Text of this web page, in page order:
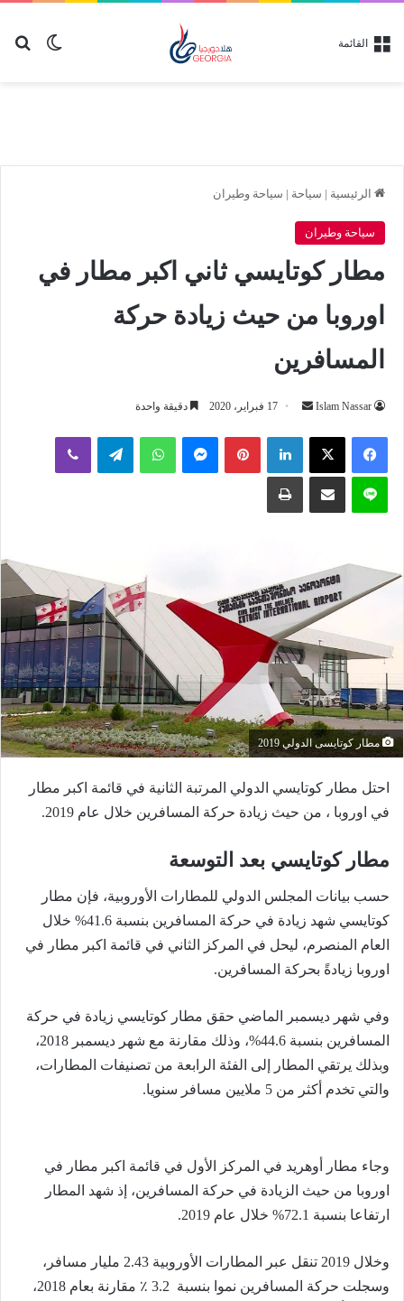
الوضع القائمة
الرئيسية | سياحة | سياحة وطيران
سياحة وطيران
مطار كوتايسي ثاني اكبر مطار في
اوروبا من حيث زيادة حركة
المسافرين
Islam Nassar
أرسل
إلكترونيا
17 فبراير، 2020 دقيقة واحدة
لينكدإن بينتيريستماسنجر واتساب تيلقرام ڤايبر
لاين مشاركة عبر البريد طباعة
مطار كوتايسى الدولي 2019
احتل مطار كوتايسي الدولي المرتبة الثانية في قائمة اكبر مطار
في اوروبا ، من حيث زيادة حركة المسافرين خلال عام 2019.
مطار كوتايسي بعد التوسعة
حسب بيانات المجلس الدولي للمطارات الأوروبية، فإن مطار
كوتايسي شهد زيادة في حركة المسافرين بنسبة 41.6% خلال
العام المنصرم، ليحل في المركز الثاني في قائمة اكبر مطار في
اوروبا زيادةً بحركة المسافرين.
وفي شهر ديسمبر الماضي حقق مطار كوتايسي زيادة في حركة
المسافرين بنسبة 44.6%، وذلك مقارنة مع شهر ديسمبر 2018،
وبذلك يرتقي المطار إلى الفئة الرابعة من تصنيفات المطارات،
والتي تخدم أكثر من 5 ملايين مسافر سنويا.
وجاء مطار أوهريد في المركز الأول في قائمة اكبر مطار في
اوروبا من حيث الزيادة في حركة المسافرين، إذ شهد المطار
ارتفاعا بنسبة 72.1% خلال عام 2019.
وخلال 2019 تنقل عبر المطارات الأوروبية 2.43 مليار مسافر،
وسجلت حركة المسافرين نموا بنسبة 3.2 ٪ مقارنة بعام 2018،